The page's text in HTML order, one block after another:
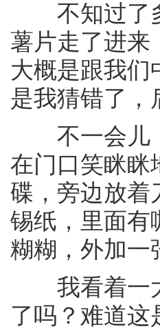
不知过了多
薯片走了进来
大概是跟我们
是我猜错了，
不一会儿，
在门口笑眯眯
碟，旁边放着
锡纸，里面有
糊糊，外加一
我看着一大
了吗？难道这